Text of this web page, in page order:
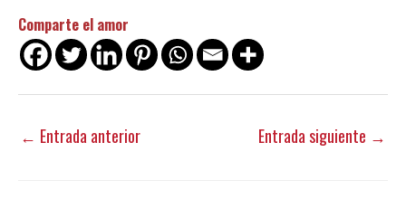
Comparte el amor
← Entrada anterior Entrada siguiente →